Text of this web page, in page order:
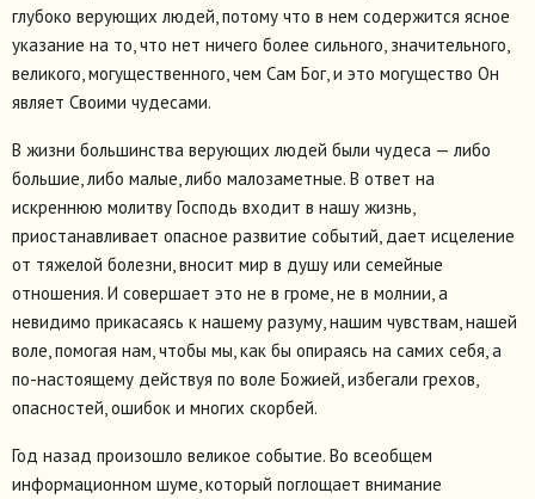
глубоко верующих людей, потому что в нем содержится ясное
указание на то, что нет ничего более сильного, значительного,
великого, могущественного, чем Сам Бог, и это могущество Он
являет Своими чудесами.
В жизни большинства верующих людей были чудеса — либо
большие, либо малые, либо малозаметные. В ответ на
искреннюю молитву Господь входит в нашу жизнь,
приостанавливает опасное развитие событий, дает исцеление
от тяжелой болезни, вносит мир в душу или семейные
отношения. И совершает это не в громе, не в молнии, а
невидимо прикасаясь к нашему разуму, нашим чувствам, нашей
воле, помогая нам, чтобы мы, как бы опираясь на самих себя, а
по-настоящему действуя по воле Божией, избегали грехов,
опасностей, ошибок и многих скорбей.
Год назад произошло великое событие. Во всеобщем
информационном шуме, который поглощает внимание